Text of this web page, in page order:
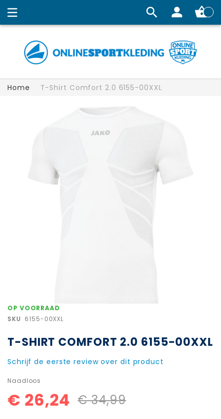
Home T-Shirt Comfort 2.0 6155-00XXL
OP VOORRAAD
SKU 6155-00XXL
T-SHIRT COMFORT 2.0 6155-00XXL
Schrijf de eerste review over dit product
Naadloos
€ 26,24 € 34,99
Ga
naar
van
afbeeldingen-